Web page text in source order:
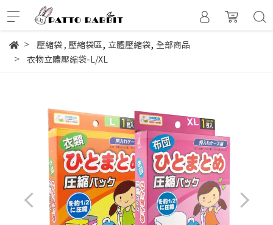
壓縮袋, 壓縮袋區, 立體壓縮袋, 全部商品
衣物立體壓縮袋-L/XL